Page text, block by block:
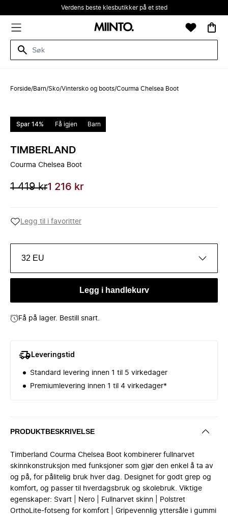
Verdens beste klesbutikker på et sted
Forside/Barn/Sko/Vintersko og boots/Courma Chelsea Boot
Spar 14% Få igjen Barn
TIMBERLAND
Courma Chelsea Boot
1 419 kr1 216 kr
Legg til i favoritter
32 EU
Legg i handlekurv
Få på lager. Bestill snart.
Leveringstid
Standard levering innen 1 til 5 virkedager
Premiumlevering innen 1 til 4 virkedager*
PRODUKTBESKRIVELSE
Timberland Courma Chelsea Boot kombinerer fullnarvet
skinnkonstruksjon med funksjoner som gjør den enkel å ta av
og på, for pålitelig bruk hver dag. Designet for godt grep og
komfort, og passer til hverdagsbruk og skolebruk. Viktige
egenskaper: Svart | Nero | Fullnarvet skinn | Polstret
OrthoLite-fotseng for komfort | Gripevennlig yttersåle i gummi